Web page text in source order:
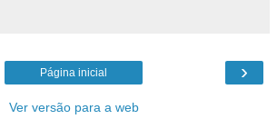
›
Página inicial
Ver versão para a web